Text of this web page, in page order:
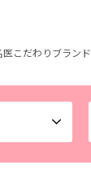
医こだわりブランド